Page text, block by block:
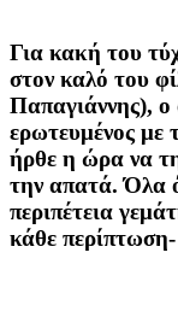
Για κακή του
στον καλό του
Παπαγιάννης), ο
ερωτευμένος με
ήρθε η ώρα να
την απατά. Όλα
περιπέτεια
κάθε